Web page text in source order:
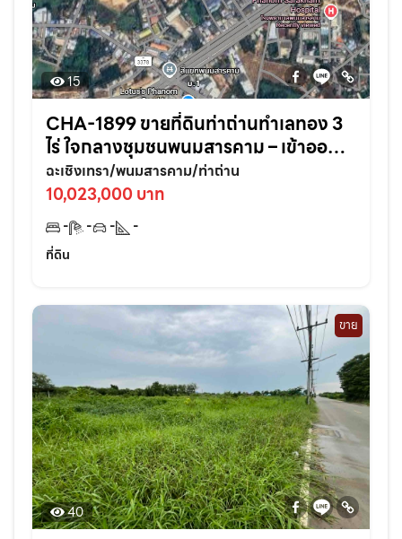
15
CHA-1899 ขายที่ดินท่าถ่านทำเลทอง 3
ไร่ ใจกลางชุมชนพนมสารคาม – เข้าออก
สะดวก ใกล้ถนนใหญ่3076เพียง 70 เมตร
จ.ฉะเชิงเทรา
ฉะเชิงเทรา/พนมสารคาม/ท่าถ่าน
10,023,000 บาท
- - -
-
ที่ดิน
ขาย
40